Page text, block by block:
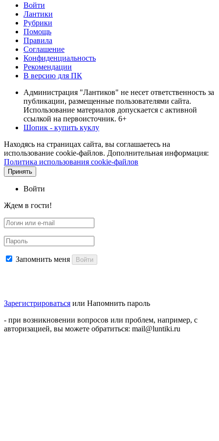
Войти
Лантики
Рубрики
Помощь
Правила
Соглашение
Конфиденциальность
Рекомендации
В версию для ПК
Администрация "Лантиков" не несет ответственность за
публикации, размещенные пользователями сайта.
Использование материалов допускается с активной
ссылкой на первоисточник. 6+
Шопик - купить куклу
Находясь на страницах сайта, вы соглашаетесь на
использование cookie-файлов. Дополнительная информация:
Политика использования cookie-файлов
Принять
Войти
Ждем в гости!
Запомнить меня Войти
Зарегистрироваться или Напомнить пароль
- при возникновении вопросов или проблем, например, с
авторизацией, вы можете обратиться: mail@luntiki.ru